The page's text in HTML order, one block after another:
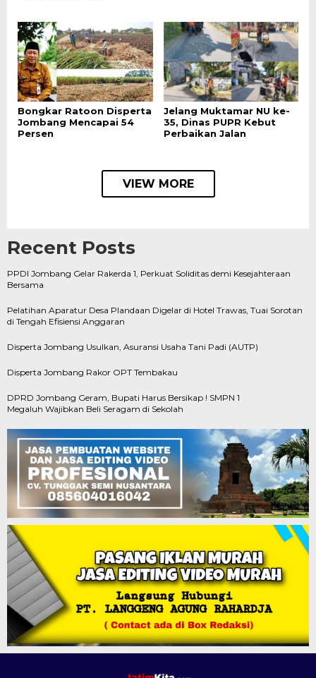
Bongkar Ratoon Disperta
Jombang Mencapai 54
Persen
Jelang Muktamar NU ke-
35, Dinas PUPR Kebut
Perbaikan Jalan
VIEW MORE
Recent Posts
PPDI Jombang Gelar Rakerda 1, Perkuat Soliditas demi Kesejahteraan
Bersama
Pelatihan Aparatur Desa Plandaan Digelar di Hotel Trawas, Tuai Sorotan
di Tengah Efisiensi Anggaran
Disperta Jombang Usulkan, Asuransi Usaha Tani Padi (AUTP)
Disperta Jombang Rakor OPT Tembakau
DPRD Jombang Geram, Bupati Harus Bersikap ! SMPN 1
Megaluh Wajibkan Beli Seragam di Sekolah